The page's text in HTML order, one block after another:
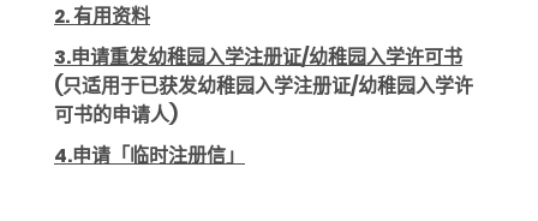
2. 有用资料
3.申请重发幼稚园入学注册证/幼稚园入学许可书
(只适用于已获发幼稚园入学注册证/幼稚园入学许
可书的申请人)
4.申请「临时注册信」